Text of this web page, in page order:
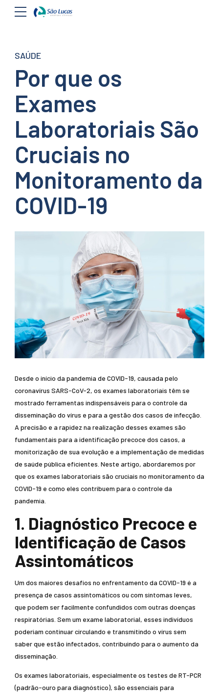
SAÚDE
Por que os
Exames
Laboratoriais São
Cruciais no
Monitoramento da
COVID-19
Desde o início da pandemia de COVID-19, causada pelo
coronavírus SARS-CoV-2, os exames laboratoriais têm se
mostrado ferramentas indispensáveis para o controle da
disseminação do vírus e para a gestão dos casos de infecção.
A precisão e a rapidez na realização desses exames são
fundamentais para a identificação precoce dos casos, a
monitorização de sua evolução e a implementação de medidas
de saúde pública eficientes. Neste artigo, abordaremos por
que os exames laboratoriais são cruciais no monitoramento da
COVID-19 e como eles contribuem para o controle da
pandemia.
1. Diagnóstico Precoce e
Identificação de Casos
Assintomáticos
Um dos maiores desafios no enfrentamento da COVID-19 é a
presença de casos assintomáticos ou com sintomas leves,
que podem ser facilmente confundidos com outras doenças
respiratórias. Sem um exame laboratorial, esses indivíduos
poderiam continuar circulando e transmitindo o vírus sem
saber que estão infectados, contribuindo para o aumento da
disseminação.
Os exames laboratoriais, especialmente os testes de RT-PCR
(padrão-ouro para diagnóstico), são essenciais para